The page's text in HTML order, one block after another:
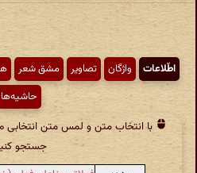
اطّلاعات واژگان تصاویر مشق شعر
حاشیه‌ها
با انتخاب متن و لمس متن انتخابی
جستجو